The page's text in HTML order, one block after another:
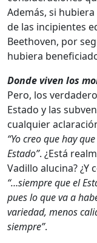
Además, si
de las incipientes
Beethoven, por
hubiera
Donde viven los
Pero, los
Estado y las
cualquier
“Yo creo que hay
Estado”. ¿Está
Vadillo alucina? ¿Y
“…siempre que el
pues lo que va a
variedad, menos
siempre”.